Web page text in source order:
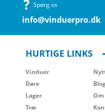
Spørg os
info@vinduerpro.dk
HURTIGE LINKS
Vinduer
Døre
Lager
Træ
Om